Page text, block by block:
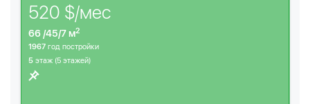
520 $/мес
66 /45/7 м2
1967 год постройки
5 этаж (5 этажей)